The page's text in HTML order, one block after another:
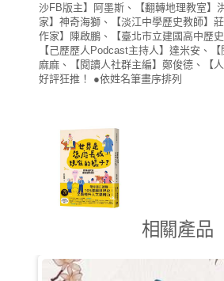
沙FB版主】阿墨斯、【翻轉地理教室】
家】神奇海獅、【淡江中學歷史教師】
作家】陳啟鵬、【臺北市立建國高中歷
【己歷歷人Podcast主持人】達米安、
麻麻、【閱讀人社群主編】鄭俊德、【
好評狂推！ ●依姓名筆畫序排列
相關產品